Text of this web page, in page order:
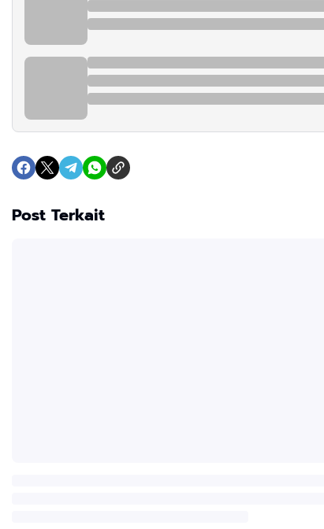
Post Terkait